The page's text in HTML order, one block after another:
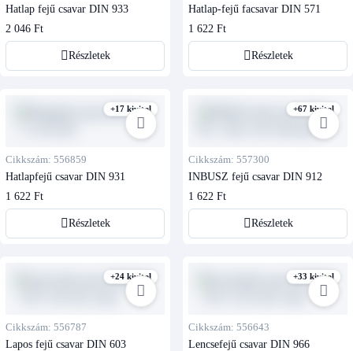
Hatlap fejű csavar DIN 933
2 046 Ft
Részletek
Hatlap-fejű facsavar DIN 571
1 622 Ft
Részletek
+17 kivitel
Cikkszám: 556859
Hatlapfejű csavar DIN 931
1 622 Ft
Részletek
+67 kivitel
Cikkszám: 557300
INBUSZ fejű csavar DIN 912
1 622 Ft
Részletek
+24 kivitel
Cikkszám: 556787
Lapos fejű csavar DIN 603
+33 kivitel
Cikkszám: 556643
Lencsefejű csavar DIN 966